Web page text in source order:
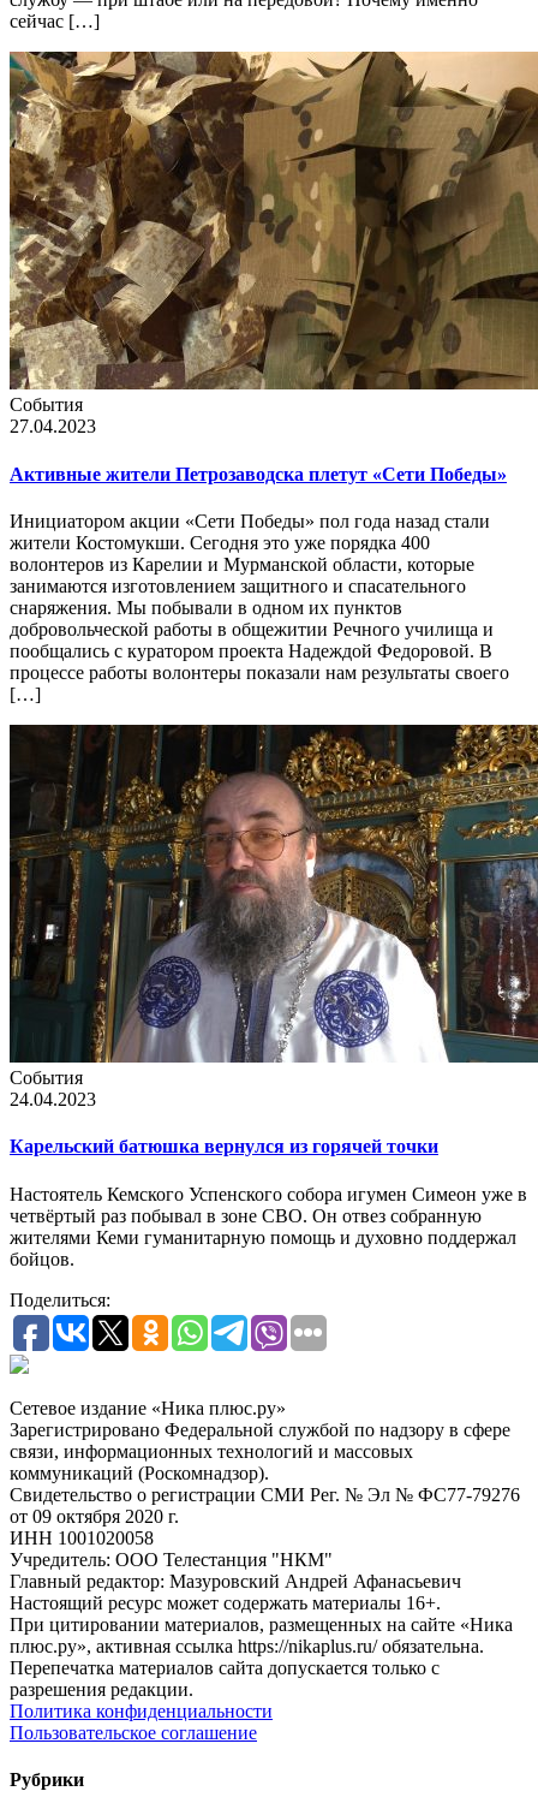
сейчас […]
События
27.04.2023
Активные жители Петрозаводска плетут «Сети Победы»
Инициатором акции «Сети Победы» пол года назад стали
жители Костомукши. Сегодня это уже порядка 400
волонтеров из Карелии и Мурманской области, которые
занимаются изготовлением защитного и спасательного
снаряжения. Мы побывали в одном их пунктов
добровольческой работы в общежитии Речного училища и
пообщались с куратором проекта Надеждой Федоровой. В
процессе работы волонтеры показали нам результаты своего
[…]
События
24.04.2023
Карельский батюшка вернулся из горячей точки
Настоятель Кемского Успенского собора игумен Симеон уже в
четвёртый раз побывал в зоне СВО. Он отвез собранную
жителями Кеми гуманитарную помощь и духовно поддержал
бойцов.
Поделиться:
Сетевое издание «Ника плюс.ру»
Зарегистрировано Федеральной службой по надзору в сфере
связи, информационных технологий и массовых
коммуникаций (Роскомнадзор).
Свидетельство о регистрации СМИ Рег. № Эл № ФС77-79276
от 09 октября 2020 г.
ИНН 1001020058
Учредитель: ООО Телестанция "НКМ"
Главный редактор: Мазуровский Андрей Афанасьевич
Настоящий ресурс может содержать материалы 16+.
При цитировании материалов, размещенных на сайте «Ника
плюс.ру», активная ссылка https://nikaplus.ru/ обязательна.
Перепечатка материалов сайта допускается только с
разрешения редакции.
Политика конфиденциальности
Пользовательское соглашение
Рубрики